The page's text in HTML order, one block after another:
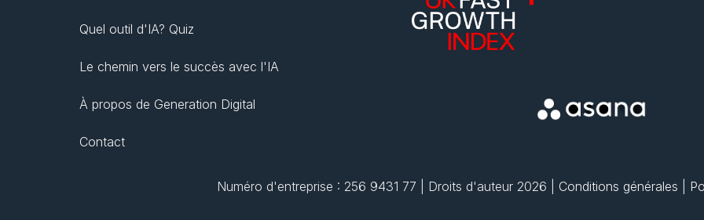
Quel outil d'IA? Quiz
Le chemin vers le succès avec l'IA
À propos de Generation Digital
Contact
Numéro d'entreprise : 256 9431 77 | Droits d'auteur 2026 | Conditions générales